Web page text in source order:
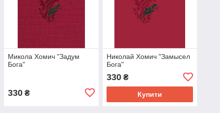
Микола Хомич "Задум
Бога"
330 ₴
Николай Хомич "Замысел
Бога"
330₴
Купити